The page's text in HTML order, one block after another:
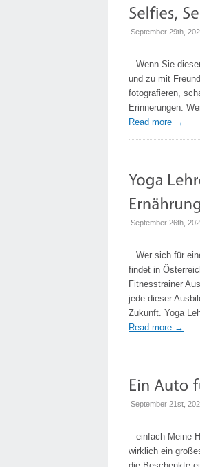
September 29th,
Wenn Sie
und zu mit
fotografieren,
Erinnerungen.
Read more →
September 26th,
Wer sich für
findet in
Fitnesstrainer
jede dieser
Zukunft. Yoga
Read more →
September 21st,
einfach Meine
wirklich ein